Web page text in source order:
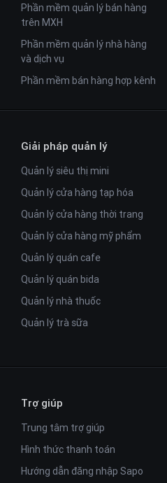
Phần mềm quản lý bán hàng
trên MXH
Phần mềm quản lý nhà hàng
và dịch vụ
Phần mềm bán hàng hợp kênh
Giải pháp quản lý
Quản lý siêu thị mini
Quản lý cửa hàng tạp hóa
Quản lý cửa hàng thời trang
Quản lý cửa hàng mỹ phẩm
Quản lý quán cafe
Quản lý quán bida
Quản lý nhà thuốc
Quản lý trà sữa
Trợ giúp
Trung tâm trợ giúp
Hình thức thanh toán
Hướng dẫn đăng nhập Sapo